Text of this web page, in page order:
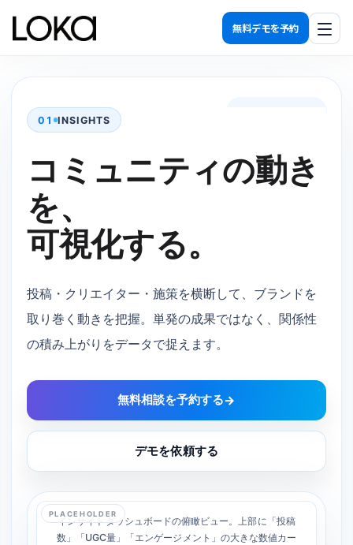
無料デモを予約
機能一覧
発見する
活用する
計測する
導入効果
料金プラン
運用代行
リソース
ブログ
ヘルプ
01 INSIGHTS
コミュニティの動き
を、
可視化する。
投稿・クリエイター・施策を横断して、ブランドを
取り巻く動きを把握。単発の成果ではなく、関係性
の積み上がりをデータで捉えます。
無料相談を予約する→
デモを依頼する
PLACEHOLDER
インサイトダッシュボードの俯瞰ビュー。上部に「投稿
数」「UGC量」「エンゲージメント」の大きな数値カー